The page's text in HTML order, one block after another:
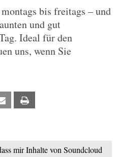
bis freitags – und
und gut
Ideal für den
uns, wenn Sie
Email
mir Inhalte von Soundcloud